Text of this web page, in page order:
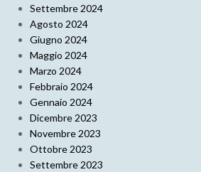
Settembre 2024
Agosto 2024
Giugno 2024
Maggio 2024
Marzo 2024
Febbraio 2024
Gennaio 2024
Dicembre 2023
Novembre 2023
Ottobre 2023
Settembre 2023